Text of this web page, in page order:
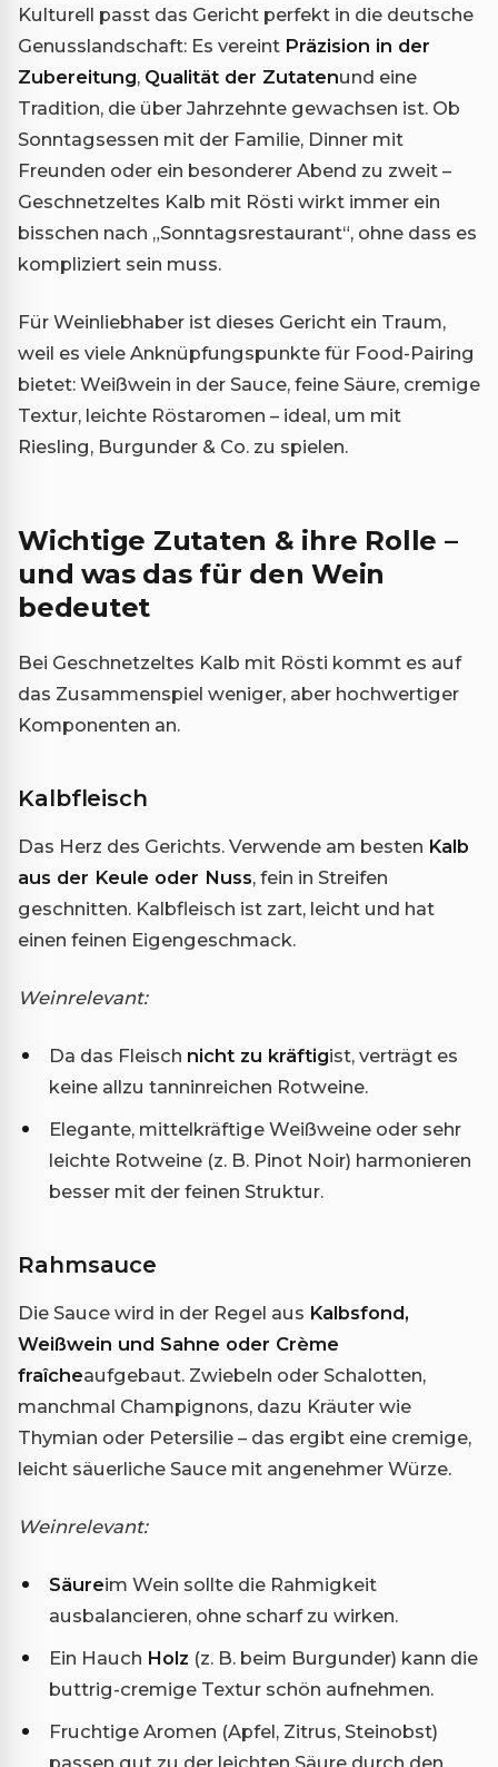
Kulturell passt das Gericht perfekt in die deutsche
Genusslandschaft: Es vereint Präzision in der
Zubereitung, Qualität der Zutatenund eine
Tradition, die über Jahrzehnte gewachsen ist. Ob
Sonntagsessen mit der Familie, Dinner mit
Freunden oder ein besonderer Abend zu zweit –
Geschnetzeltes Kalb mit Rösti wirkt immer ein
bisschen nach „Sonntagsrestaurant“, ohne dass es
kompliziert sein muss.
Für Weinliebhaber ist dieses Gericht ein Traum,
weil es viele Anknüpfungspunkte für Food-Pairing
bietet: Weißwein in der Sauce, feine Säure, cremige
Textur, leichte Röstaromen – ideal, um mit
Riesling, Burgunder & Co. zu spielen.
Wichtige Zutaten & ihre Rolle –
und was das für den Wein
bedeutet
Bei Geschnetzeltes Kalb mit Rösti kommt es auf
das Zusammenspiel weniger, aber hochwertiger
Komponenten an.
Kalbfleisch
Das Herz des Gerichts. Verwende am besten Kalb
aus der Keule oder Nuss, fein in Streifen
geschnitten. Kalbfleisch ist zart, leicht und hat
einen feinen Eigengeschmack.
Weinrelevant:
Da das Fleisch nicht zu kräftigist, verträgt es
keine allzu tanninreichen Rotweine.
Elegante, mittelkräftige Weißweine oder sehr
leichte Rotweine (z. B. Pinot Noir) harmonieren
besser mit der feinen Struktur.
Rahmsauce
Die Sauce wird in der Regel aus Kalbsfond,
Weißwein und Sahne oder Crème
fraîcheaufgebaut. Zwiebeln oder Schalotten,
manchmal Champignons, dazu Kräuter wie
Thymian oder Petersilie – das ergibt eine cremige,
leicht säuerliche Sauce mit angenehmer Würze.
Weinrelevant:
Säureim Wein sollte die Rahmigkeit
ausbalancieren, ohne scharf zu wirken.
Ein Hauch Holz (z. B. beim Burgunder) kann die
buttrig-cremige Textur schön aufnehmen.
Fruchtige Aromen (Apfel, Zitrus, Steinobst)